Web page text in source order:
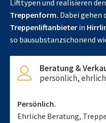
Lifttypen und realisieren den
Treppenform. Dabei gehen
Treppenliftanbieter in
so bausubstanzschonend
Beratung &
persönlich,
Persönlich.
Ehrliche Beratung,